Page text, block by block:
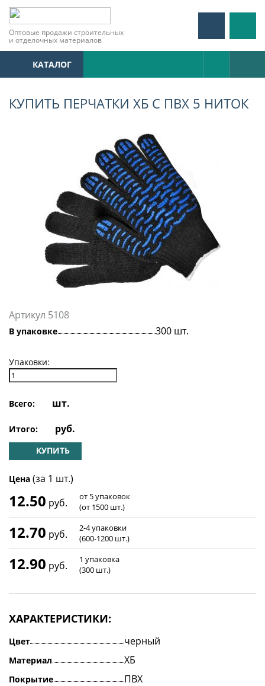
Оптовые продажи строительных
и отделочных материалов
КАТАЛОГ
КУПИТЬ ПЕРЧАТКИ ХБ С ПВХ 5 НИТОК
Артикул 5108
В упаковке 300 шт.
Упаковки:
Всего: шт.
Итого: руб.
КУПИТЬ
Цена (за 1 шт.)
12.50 руб.
от 5 упаковок
(от 1500 шт.)
12.70 руб.
2-4 упаковки
(600-1200 шт.)
12.90 руб.
1 упаковка
(300 шт.)
ХАРАКТЕРИСТИКИ:
Цвет черный
Материал ХБ
Покрытие ПВХ